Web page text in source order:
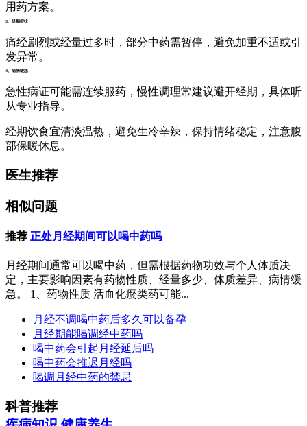
用药方案。
3、经期症状
痛经剧烈或经量过多时，部分中药需暂停，避免加重不适或引
发异常。
4、病情缓急
急性病证可能需连续服药，慢性调理常建议避开经期，具体听
从专业指导。
经期饮食宜清淡温热，避免生冷辛辣，保持情绪稳定，注意腹
部保暖休息。
医生推荐
相似问题
推荐 正处月经期间可以喝中药吗
月经期间通常可以喝中药，但需根据药物功效与个人体质决
定，主要影响因素有药物性质、经量多少、体质差异、病情缓
急。 1、药物性质 活血化瘀类药可能...
月经不调喝中药后多久可以备孕
月经期能喝调经中药吗
喝中药会引起月经延后吗
喝中药会推迟月经吗
喝调月经中药的禁忌
科普推荐